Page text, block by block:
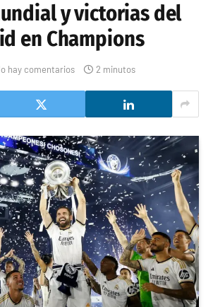
y victorias del
en Champions
hay comentarios 2 minutos